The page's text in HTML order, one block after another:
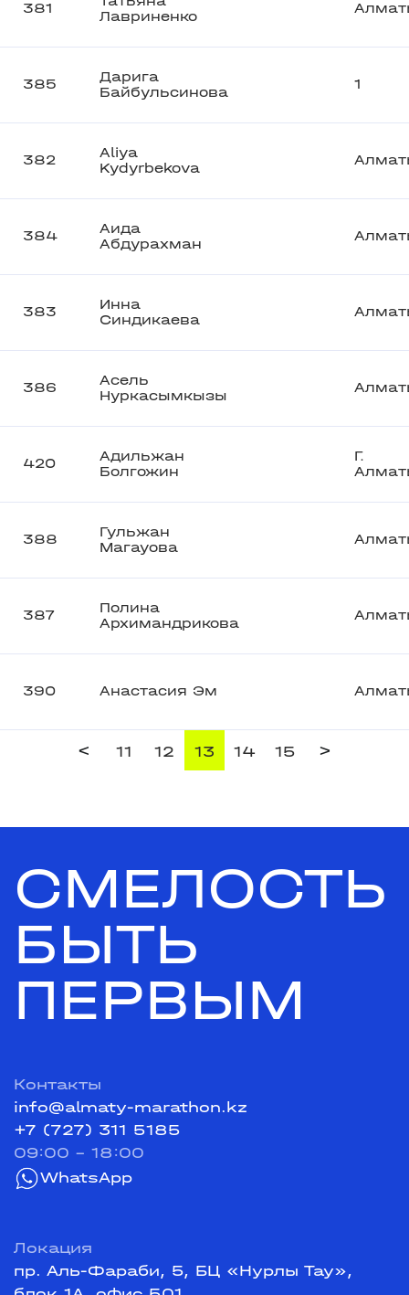
381
Лавриненко
385
Дарига
Байбульсинова
1
382
Aliya
Kydyrbekova
384
Аида
Абдурахман
383
Инна
Синдикаева
386
Асель
Нуркасымкызы
420
Адильжан
Болгожин
Г.
388
Гульжан
Магауова
387
Полина
Архимандрикова
390 Анастасия Эм
< 11 12 13 14 15 >
СМЕЛОСТЬ
БЫТЬ
ПЕРВЫМ
Контакты
info@almaty-marathon.kz
+7 (727) 311 5185
09:00 - 18:00
WhatsApp
Локация
пр. Аль-Фараби, 5, БЦ «Нурлы Тау»,